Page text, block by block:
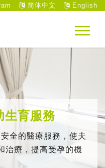
简体中文 English
生育服務
全的醫療服務，使夫
治療，提高受孕的機